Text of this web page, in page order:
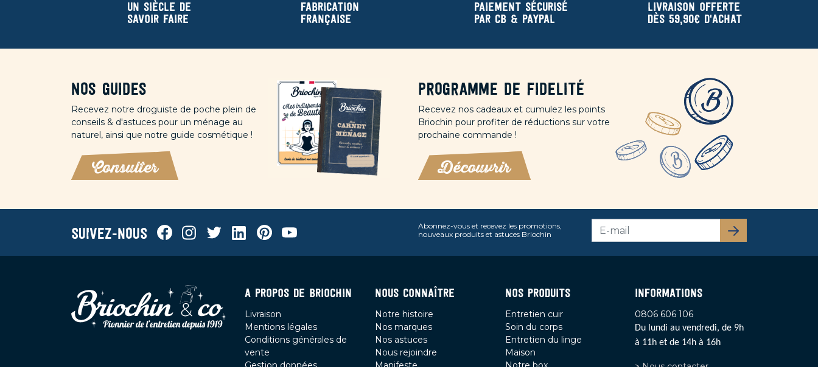
Un siècle de
savoir faire
Fabrication
française
Paiement sécurisé
par CB & Paypal
Livraison offerte
dès 59,90€ d'achat
Nos guides
Recevez notre droguiste de poche plein de
conseils & d'astuces pour un ménage au
naturel, ainsi que notre guide cosmétique !
Consulter
Programme de fidelité
Recevez nos cadeaux et cumulez les points
Briochin pour profiter de réductions sur votre
prochaine commande !
Découvrir
Suivez-nous FacebookInstagramTwitterLinkedinPinterestYoutube
Abonnez-vous et recevez les promotions,
nouveaux produits et astuces Briochin
S’abonner
A PROPOS DE BRIOCHIN
Livraison
Mentions légales
Conditions générales de
vente
NOUS CONNAÎTRE
Notre histoire
Nos marques
Nos astuces
Nous rejoindre
NOS PRODUITS
Entretien cuir
Soin du corps
Entretien du linge
Maison
INFORMATIONS
0806 606 106
Du lundi au vendredi, de 9h
à 11h et de 14h à 16h